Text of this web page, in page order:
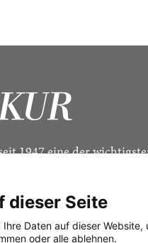
1947 eine der
dieser Seite
Daten auf dieser
oder alle ablehnen.